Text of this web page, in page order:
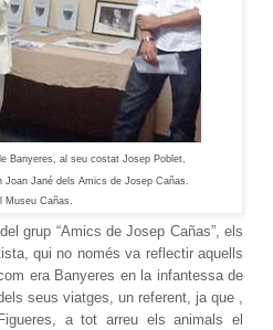
Banyeres, al seu costat Josep Poblet,
Joan Jané dels Amics de Josep Cañas.
Cañas.
grup “Amics de Josep Cañas”, els
qui no només va reflectir aquells
era Banyeres en la infantessa de
seus viatges, un referent, ja que ,
a tot arreu els animals el